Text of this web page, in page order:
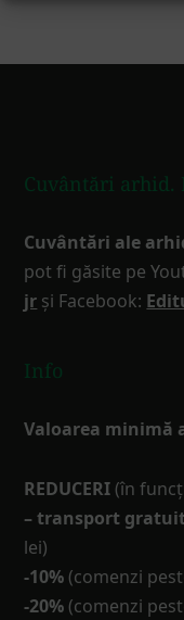
Cuvântări arhid.
Cuvântări ale
pot fi găsite pe
jr și Facebook:
Info
Valoarea minimă
REDUCERI (în
– transport
lei)
-10% (comenzi
-20% (comenzi